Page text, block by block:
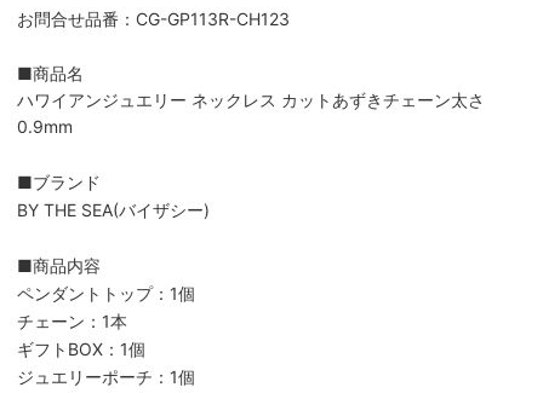
お問合せ品番：CG-GP113R-CH123
■商品名
ハワイアンジュエリー ネックレス カットあずきチェーン太さ
0.9mm
■ブランド
BY THE SEA(バイザシー)
■商品内容
ペンダントトップ：1個
チェーン：1本
ギフトBOX：1個
ジュエリーポーチ：1個